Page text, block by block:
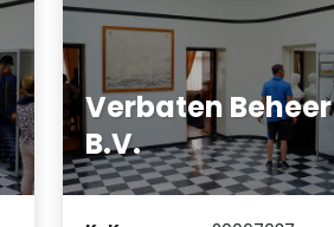
Verbaten Beheer
B.V.